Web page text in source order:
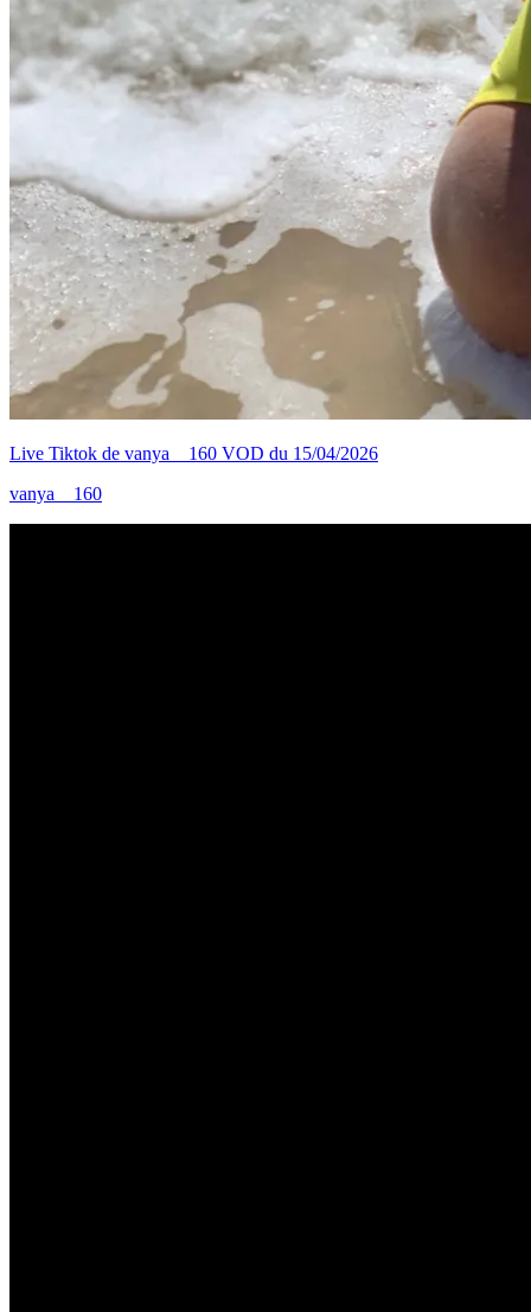
Live Tiktok de vanya__160 VOD du 15/04/2026
vanya__160